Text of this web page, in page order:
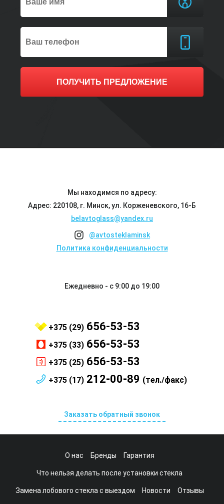
ПОЛУЧИТЬ ПРЕДЛОЖЕНИЕ
Мы находимся по адресу:
Адрес: 220108, г. Минск, ул. Корженевского, 16-Б
belavtoglass@yandex.ru
@avtosteklaminsk
Политика конфиденциальности
Ежедневно - с 9:00 до 19:00
+375 (29) 656-53-53
+375 (33) 656-53-53
+375 (25) 656-53-53
+375 (17) 212-00-89 (тел./факс)
Заказать обратный звонок
О нас Бренды Гарантия
Что нельзя делать после установки стекла
Замена лобового стекла с выездом Новости Отзывы